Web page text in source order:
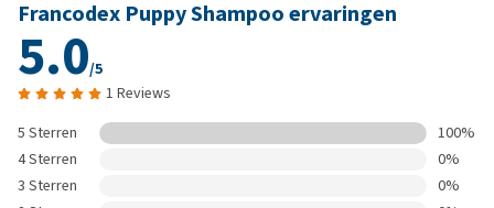
Francodex Puppy Shampoo ervaringen
5.0/5
1 Reviews
5 Sterren
100%
4 Sterren
0%
3 Sterren
0%